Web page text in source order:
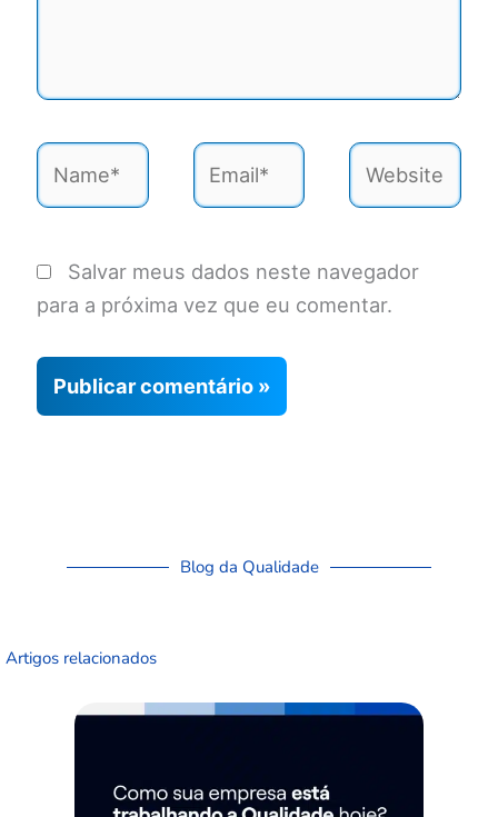
Name* Email* Website
Salvar meus dados neste navegador
para a próxima vez que eu comentar.
Blog da Qualidade
Artigos relacionados